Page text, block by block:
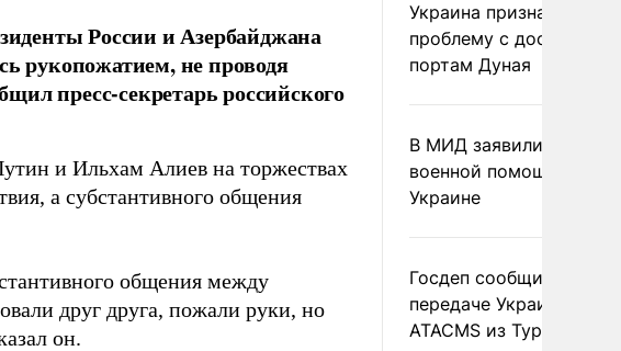
России и Азербайджана
рукопожатием, не проводя
пресс-секретарь российского
и Ильхам Алиев на торжествах
а субстантивного общения
общения между
друг друга, пожали руки, но
он.
Украина признала
проблему с доступом к
портам Дуная
В МИД заявили о
военной помощи
Украине
Госдеп сообщил о
передаче Украине
ATACMS из Турции